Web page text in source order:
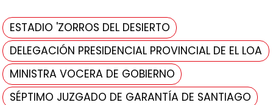
ESTADIO 'ZORROS DEL DESIERTO
DELEGACIÓN PRESIDENCIAL PROVINCIAL DE EL LOA
MINISTRA VOCERA DE GOBIERNO
SÉPTIMO JUZGADO DE GARANTÍA DE SANTIAGO